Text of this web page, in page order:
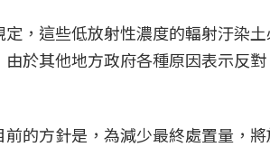
定，這些低放射性濃度的輻射汙染
由於其他地方政府各種原因表示反
前的方針是，為減少最終處置量，